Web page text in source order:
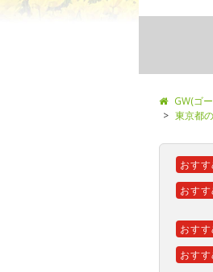
GW(ゴ
東京都
おすす
おすす
おすす
おすす